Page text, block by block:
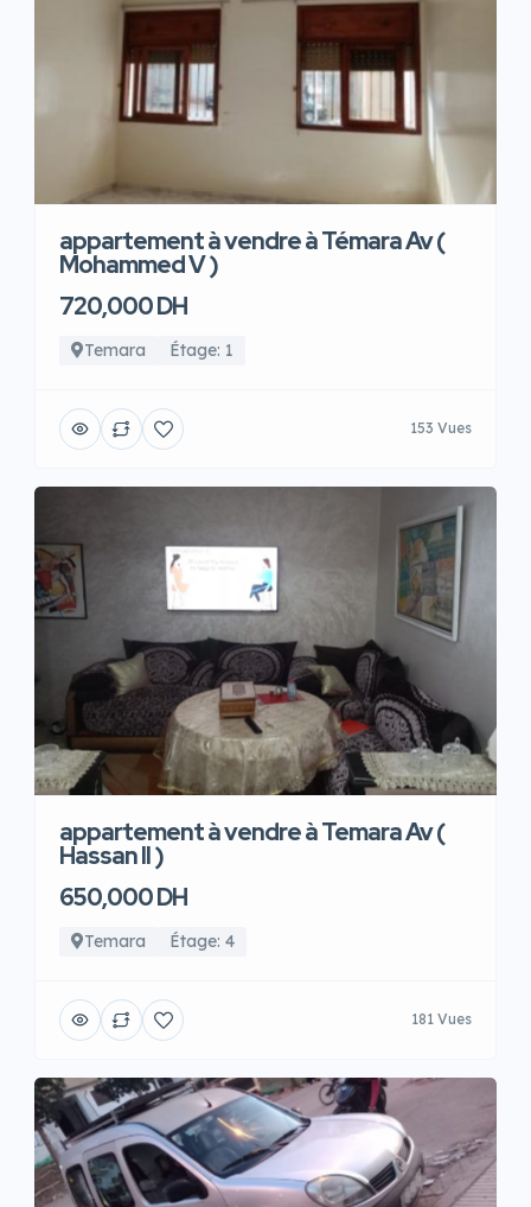
appartement à vendre à Témara Av (
Mohammed V )
720,000 DH
Temara Étage: 1
153 Vues
appartement à vendre à Temara Av (
Hassan II )
650,000 DH
Temara Étage: 4
181 Vues